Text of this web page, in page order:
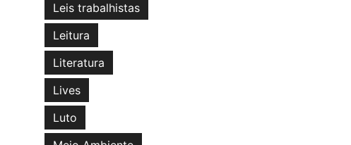
Leis trabalhistas
Leitura
Literatura
Lives
Luto